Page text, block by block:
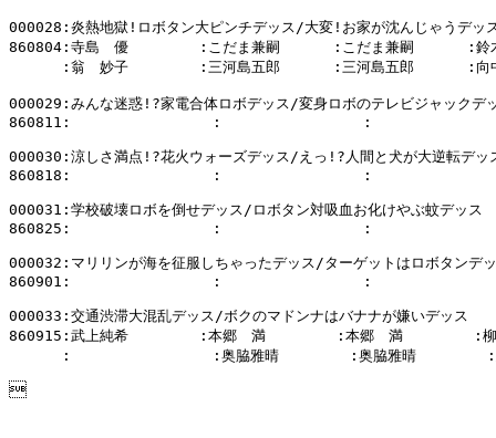
000028:炎熱地獄!ロボタン大ピンチデッス/大変!お家が沈んじゃうデッ
860804:寺島　優        :こだま兼嗣      :こだま兼嗣      :鈴
:翁　妙子        :三河島五郎      :三河島五郎      :向
000029:みんな迷惑!?家電合体ロボデッス/変身ロボのテレビジャックデ
860811:                :                :
000030:涼しさ満点!?花火ウォーズデッス/えっ!?人間と犬が大逆転デッ
860818:                :                :
000031:学校破壊ロボを倒せデッス/ロボタン対吸血お化けやぶ蚊デッス
860825:                :                :
000032:マリリンが海を征服しちゃったデッス/ターゲットはロボタンデ
860901:                :                :
000033:交通渋滞大混乱デッス/ボクのマドンナはバナナが嫌いデッス
860915:武上純希        :本郷　満        :本郷　満        :柳
